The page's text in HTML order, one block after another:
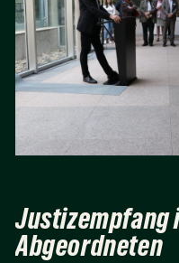
Justizempfang
Abgeordneten